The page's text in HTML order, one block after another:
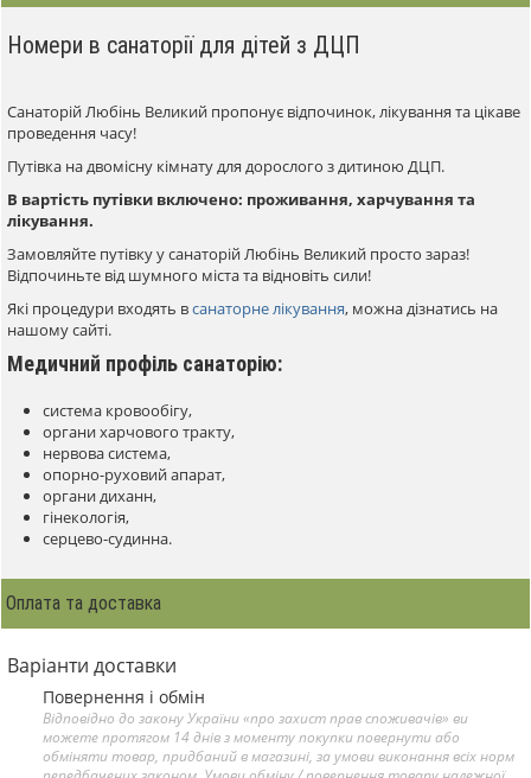
Номери в санаторії для дітей з ДЦП
Санаторій Любінь Великий пропонує відпочинок, лікування та цікаве
проведення часу!
Путівка на двомісну кімнату для дорослого з дитиною ДЦП.
В вартість путівки включено: проживання, харчування та
лікування.
Замовляйте путівку у санаторій Любінь Великий просто зараз!
Відпочиньте від шумного міста та відновіть сили!
Які процедури входять всанаторне лікування, можна дізнатись на
нашому сайті.
Медичний профіль санаторію:
система кровообігу,
органи харчового тракту,
нервова система,
опорно-руховий апарат,
органи диханн,
гінекологія,
серцево-судинна.
Оплата та доставка
Варіанти доставки
Повернення і обмін
Відповідно до закону України «про захист прав споживачів» ви
можете протягом 14 днів з моменту покупки повернути або
обміняти товар, придбаний в магазині, за умови виконання всіх норм